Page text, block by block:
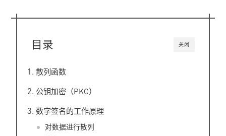
关闭
目录
散列函数
公钥加密（PKC）
数字签名的工作原理
对数据进行散列